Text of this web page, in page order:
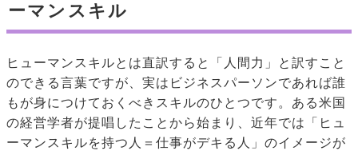
ーマンスキル
ヒューマンスキルとは直訳すると「人間力」と訳すこと
のできる言葉ですが、実はビジネスパーソンであれば誰
もが身につけておくべきスキルのひとつです。ある米国
の経営学者が提唱したことから始まり、近年では「ヒュ
ーマンスキルを持つ人＝仕事がデキる人」のイメージが